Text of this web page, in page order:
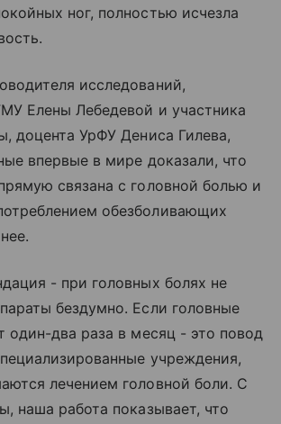
ног, полностью исчезла
исследований,
Елены Лебедевой и участника
доцента УрФУ Дениса Гилева,
впервые в мире доказали, что
связана с головной болью и
обезболивающих
- при головных болях не
бездумно. Если головные
один-два раза в месяц - это повод
учреждения,
лечением головной боли. С
наша работа показывает, что